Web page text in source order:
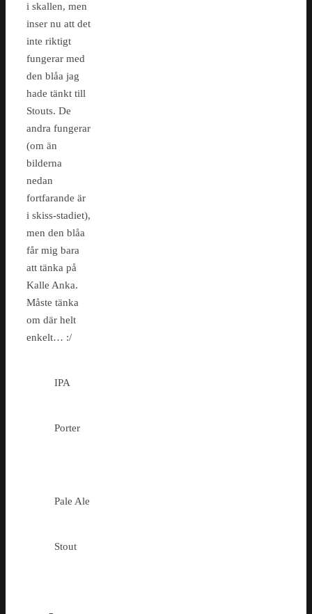
i skallen, men
inser nu att det
inte riktigt
fungerar med
den blåa jag
hade tänkt till
Stouts. De
andra fungerar
(om än
bilderna
nedan
fortfarande är
i skiss-stadiet),
men den blåa
får mig bara
att tänka på
Kalle Anka.
Måste tänka
om där helt
enkelt… :/
IPA
Porter
Pale Ale
Stout